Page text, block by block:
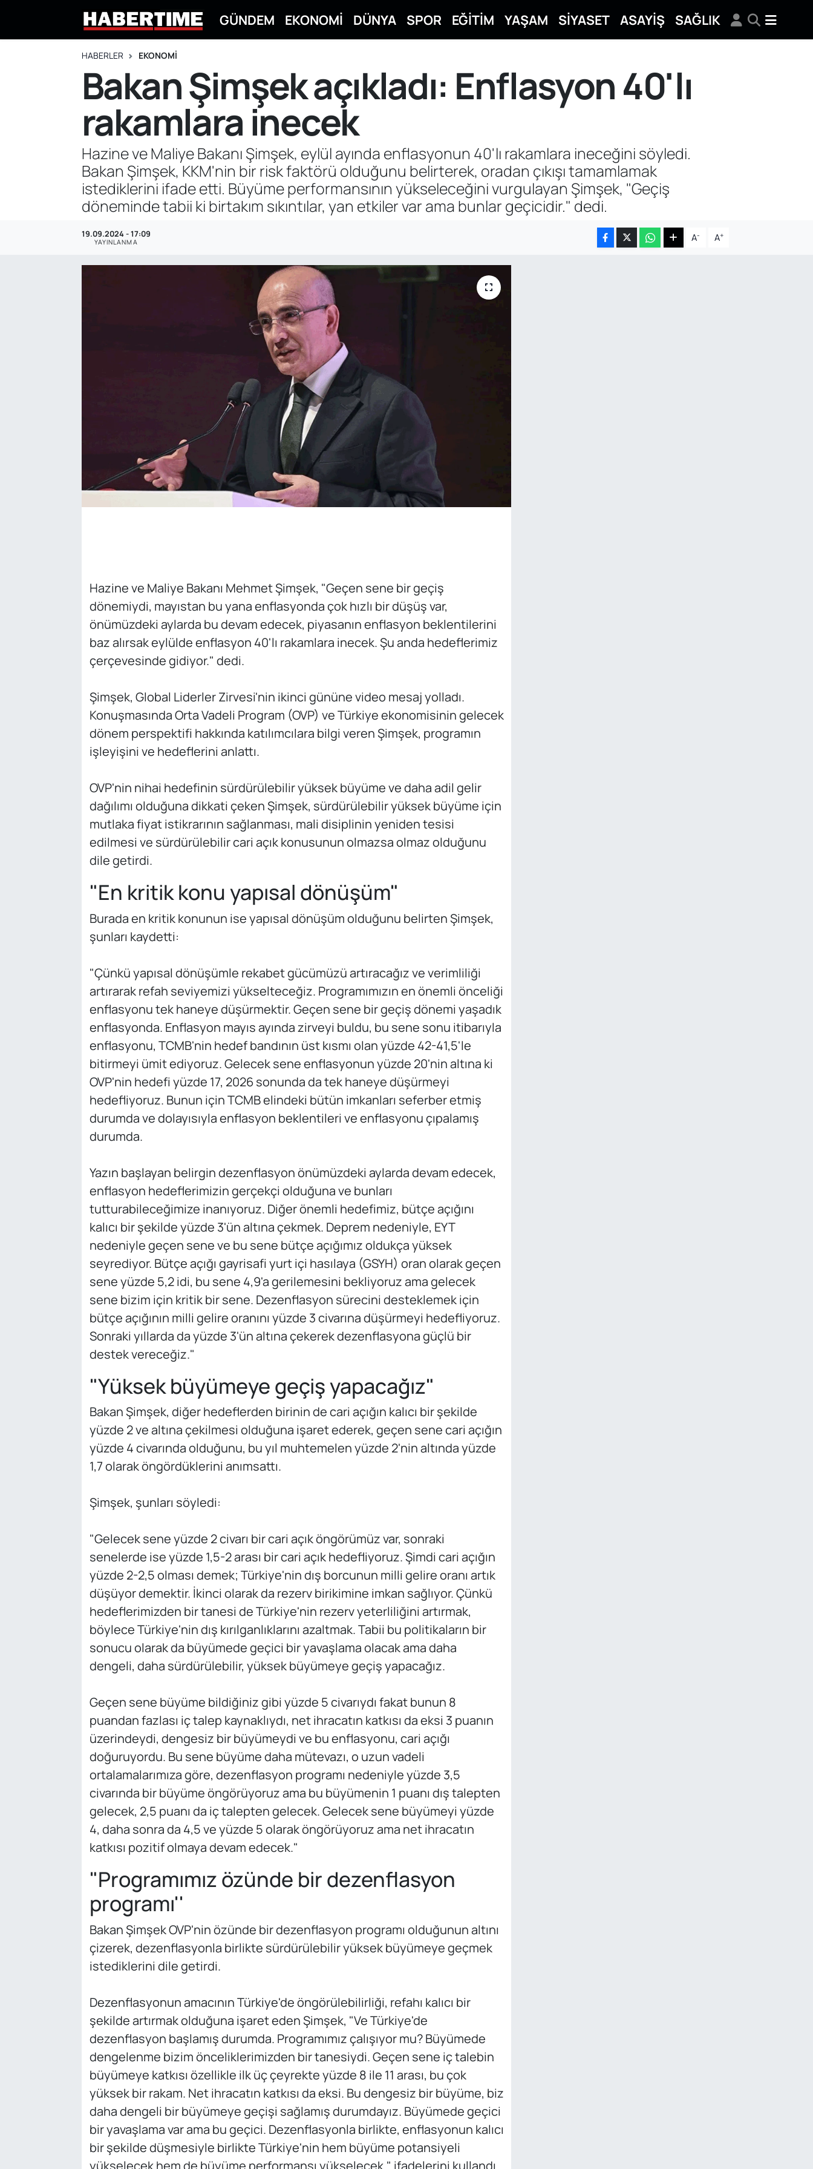
GÜNDEM EKONOMİ DÜNYA SPOR EĞİTİM YAŞAM SİYASET ASAYİŞ SAĞLIK
HABERLER EKONOMİ
Bakan Şimşek açıkladı: Enflasyon 40'lı
rakamlara inecek
Hazine ve Maliye Bakanı Şimşek, eylül ayında enflasyonun 40'lı rakamlara ineceğini söyledi.
Bakan Şimşek, KKM'nin bir risk faktörü olduğunu belirterek, oradan çıkışı tamamlamak
istediklerini ifade etti. Büyüme performansının yükseleceğini vurgulayan Şimşek, "Geçiş
döneminde tabii ki birtakım sıkıntılar, yan etkiler var ama bunlar geçicidir." dedi.
19.09.2024 - 17:09
YAYINLANMA A- A+
Hazine ve Maliye Bakanı Mehmet Şimşek, "Geçen sene bir geçiş
dönemiydi, mayıstan bu yana enflasyonda çok hızlı bir düşüş var,
önümüzdeki aylarda bu devam edecek, piyasanın enflasyon beklentilerini
baz alırsak eylülde enflasyon 40'lı rakamlara inecek. Şu anda hedeflerimiz
çerçevesinde gidiyor." dedi.
Şimşek, Global Liderler Zirvesi'nin ikinci gününe video mesaj yolladı.
Konuşmasında Orta Vadeli Program (OVP) ve Türkiye ekonomisinin gelecek
dönem perspektifi hakkında katılımcılara bilgi veren Şimşek, programın
işleyişini ve hedeflerini anlattı.
OVP'nin nihai hedefinin sürdürülebilir yüksek büyüme ve daha adil gelir
dağılımı olduğuna dikkati çeken Şimşek, sürdürülebilir yüksek büyüme için
mutlaka fiyat istikrarının sağlanması, mali disiplinin yeniden tesisi
edilmesi ve sürdürülebilir cari açık konusunun olmazsa olmaz olduğunu
dile getirdi.
"En kritik konu yapısal dönüşüm"
Burada en kritik konunun ise yapısal dönüşüm olduğunu belirten Şimşek,
şunları kaydetti:
"Çünkü yapısal dönüşümle rekabet gücümüzü artıracağız ve verimliliği
artırarak refah seviyemizi yükselteceğiz. Programımızın en önemli önceliği
enflasyonu tek haneye düşürmektir. Geçen sene bir geçiş dönemi yaşadık
enflasyonda. Enflasyon mayıs ayında zirveyi buldu, bu sene sonu itibarıyla
enflasyonu, TCMB'nin hedef bandının üst kısmı olan yüzde 42-41,5'le
bitirmeyi ümit ediyoruz. Gelecek sene enflasyonun yüzde 20'nin altına ki
OVP'nin hedefi yüzde 17, 2026 sonunda da tek haneye düşürmeyi
hedefliyoruz. Bunun için TCMB elindeki bütün imkanları seferber etmiş
durumda ve dolayısıyla enflasyon beklentileri ve enflasyonu çıpalamış
durumda.
Yazın başlayan belirgin dezenflasyon önümüzdeki aylarda devam edecek,
enflasyon hedeflerimizin gerçekçi olduğuna ve bunları
tutturabileceğimize inanıyoruz. Diğer önemli hedefimiz, bütçe açığını
kalıcı bir şekilde yüzde 3'ün altına çekmek. Deprem nedeniyle, EYT
nedeniyle geçen sene ve bu sene bütçe açığımız oldukça yüksek
seyrediyor. Bütçe açığı gayrisafi yurt içi hasılaya (GSYH) oran olarak geçen
sene yüzde 5,2 idi, bu sene 4,9'a gerilemesini bekliyoruz ama gelecek
sene bizim için kritik bir sene. Dezenflasyon sürecini desteklemek için
bütçe açığının milli gelire oranını yüzde 3 civarına düşürmeyi hedefliyoruz.
Sonraki yıllarda da yüzde 3'ün altına çekerek dezenflasyona güçlü bir
destek vereceğiz."
"Yüksek büyümeye geçiş yapacağız"
Bakan Şimşek, diğer hedeflerden birinin de cari açığın kalıcı bir şekilde
yüzde 2 ve altına çekilmesi olduğuna işaret ederek, geçen sene cari açığın
yüzde 4 civarında olduğunu, bu yıl muhtemelen yüzde 2'nin altında yüzde
1,7 olarak öngördüklerini anımsattı.
Şimşek, şunları söyledi:
"Gelecek sene yüzde 2 civarı bir cari açık öngörümüz var, sonraki
senelerde ise yüzde 1,5-2 arası bir cari açık hedefliyoruz. Şimdi cari açığın
yüzde 2-2,5 olması demek; Türkiye'nin dış borcunun milli gelire oranı artık
düşüyor demektir. İkinci olarak da rezerv birikimine imkan sağlıyor. Çünkü
hedeflerimizden bir tanesi de Türkiye'nin rezerv yeterliliğini artırmak,
böylece Türkiye'nin dış kırılganlıklarını azaltmak. Tabii bu politikaların bir
sonucu olarak da büyümede geçici bir yavaşlama olacak ama daha
dengeli, daha sürdürülebilir, yüksek büyümeye geçiş yapacağız.
Geçen sene büyüme bildiğiniz gibi yüzde 5 civarıydı fakat bunun 8
puandan fazlası iç talep kaynaklıydı, net ihracatın katkısı da eksi 3 puanın
üzerindeydi, dengesiz bir büyümeydi ve bu enflasyonu, cari açığı
doğuruyordu. Bu sene büyüme daha mütevazı, o uzun vadeli
ortalamalarımıza göre, dezenflasyon programı nedeniyle yüzde 3,5
civarında bir büyüme öngörüyoruz ama bu büyümenin 1 puanı dış talepten
gelecek, 2,5 puanı da iç talepten gelecek. Gelecek sene büyümeyi yüzde
4, daha sonra da 4,5 ve yüzde 5 olarak öngörüyoruz ama net ihracatın
katkısı pozitif olmaya devam edecek."
"Programımız özünde bir dezenflasyon
programı''
Bakan Şimşek OVP'nin özünde bir dezenflasyon programı olduğunun altını
çizerek, dezenflasyonla birlikte sürdürülebilir yüksek büyümeye geçmek
istediklerini dile getirdi.
Dezenflasyonun amacının Türkiye'de öngörülebilirliği, refahı kalıcı bir
şekilde artırmak olduğuna işaret eden Şimşek, "Ve Türkiye'de
dezenflasyon başlamış durumda. Programımız çalışıyor mu? Büyümede
dengelenme bizim önceliklerimizden bir tanesiydi. Geçen sene iç talebin
büyümeye katkısı özellikle ilk üç çeyrekte yüzde 8 ile 11 arası, bu çok
yüksek bir rakam. Net ihracatın katkısı da eksi. Bu dengesiz bir büyüme, biz
daha dengeli bir büyümeye geçişi sağlamış durumdayız. Büyümede geçici
bir yavaşlama var ama bu geçici. Dezenflasyonla birlikte, enflasyonun kalıcı
bir şekilde düşmesiyle birlikte Türkiye'nin hem büyüme potansiyeli
yükselecek hem de büyüme performansı yükselecek." ifadelerini kullandı.
Eskişehir Hava Durumu
Eskişehir Namaz Vakitleri
Eskişehir Trafik Yoğunluk Haritası
Süper Lig Puan Durumu ve Fikstür
Tüm Manşetler
Son Dakika Haberleri
Haber Arşivi